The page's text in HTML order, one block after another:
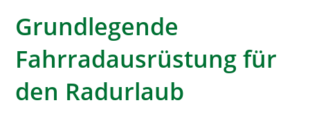
Grundlegende
Fahrradausrüstung für
den Radurlaub